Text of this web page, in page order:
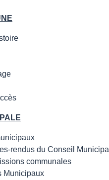
rendus du Conseil Municipal
communales
Municipaux